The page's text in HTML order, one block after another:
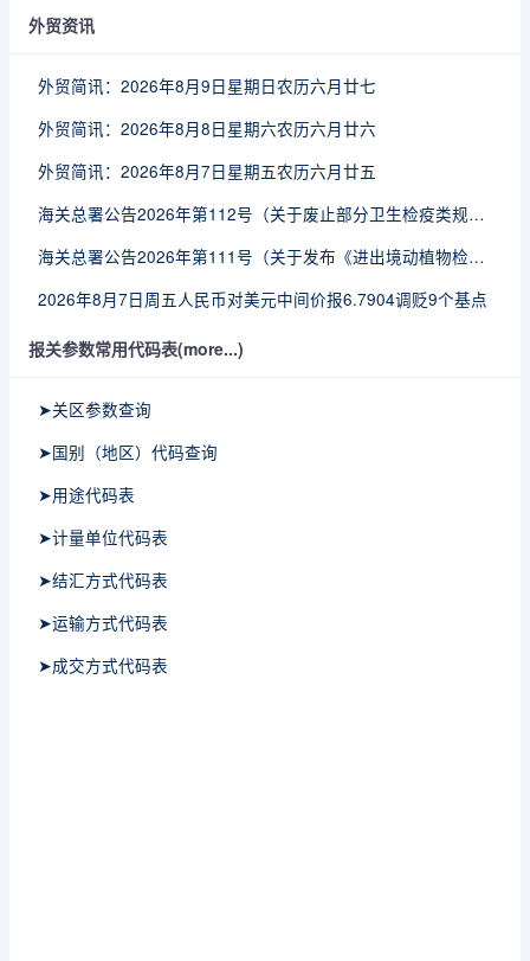
外贸资讯
外贸简讯：2026年8月9日星期日农历六月廿七
外贸简讯：2026年8月8日星期六农历六月廿六
外贸简讯：2026年8月7日星期五农历六月廿五
海关总署公告2026年第112号（关于废止部分卫生检疫类规范性文件的公告）
海关总署公告2026年第111号（关于发布《进出境动植物检疫处理监督管理工作规定》《进出境卫生处理监督管理工作规定》的公告）
2026年8月7日周五人民币对美元中间价报6.7904调贬9个基点
报关参数常用代码表(more...)
➤关区参数查询
➤国别（地区）代码查询
➤用途代码表
➤计量单位代码表
➤结汇方式代码表
➤运输方式代码表
➤成交方式代码表